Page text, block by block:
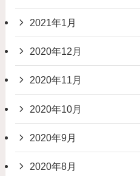
2021年1月
2020年12月
2020年11月
2020年10月
2020年9月
2020年8月